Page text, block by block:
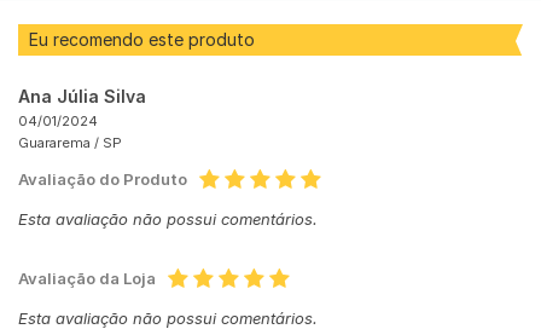
Eu recomendo este produto
Ana Júlia Silva
04/01/2024
Guararema / SP
Avaliação do Produto
Esta avaliação não possui comentários.
Avaliação da Loja
Esta avaliação não possui comentários.